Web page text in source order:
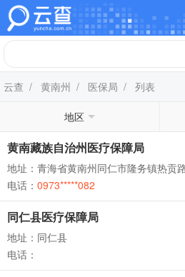
云查 / 黄南州 / 医保局 / 列表
地区
黄南藏族自治州医疗保障局
地址：青海省黄南州同仁市隆务镇热贡
电话： 0973*****082
同仁县医疗保障局
地址：同仁县
电话：